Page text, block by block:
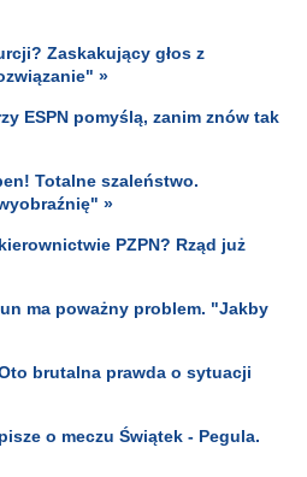
Zaskakujący głos z
»
ESPN pomyślą, zanim znów tak
Totalne szaleństwo.
»
PZPN? Rząd już
ma poważny problem. "Jakby
brutalna prawda o sytuacji
o meczu Świątek - Pegula.